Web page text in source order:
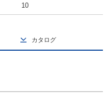
10
カタログ